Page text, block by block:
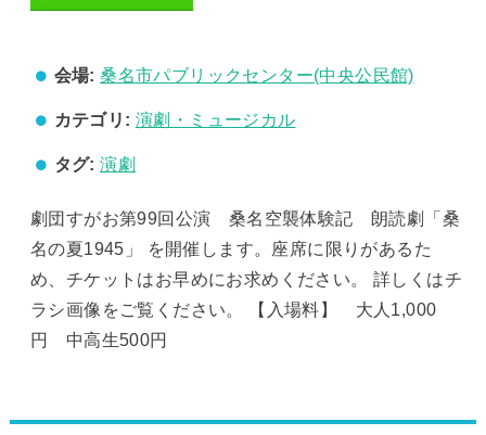
会場: 桑名市パブリックセンター(中央公民館)
カテゴリ: 演劇・ミュージカル
タグ: 演劇
劇団すがお第99回公演 桑名空襲体験記 朗読劇「桑
名の夏1945」 を開催します。座席に限りがあるた
め、チケットはお早めにお求めください。 詳しくはチ
ラシ画像をご覧ください。 【入場料】 大人1,000
円 中高生500円